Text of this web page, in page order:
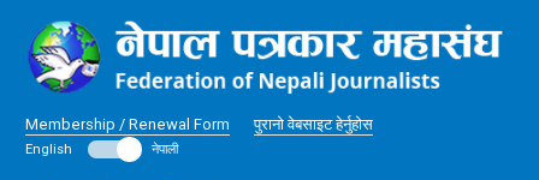
Membership / Renewal Form पुरानो वेबसाइट हेर्नुहोस
English नेपाली